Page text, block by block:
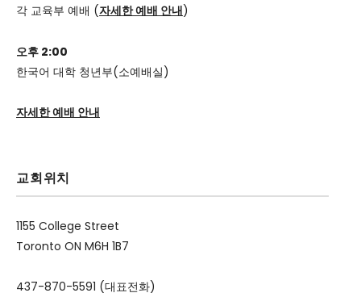
각 교육부 예배 (자세한 예배 안내)
오후 2:00
한국어 대학 청년부(소예배실)
자세한 예배 안내
교회위치
1155 College Street
Toronto ON M6H 1B7
437-870-5591 (대표전화)